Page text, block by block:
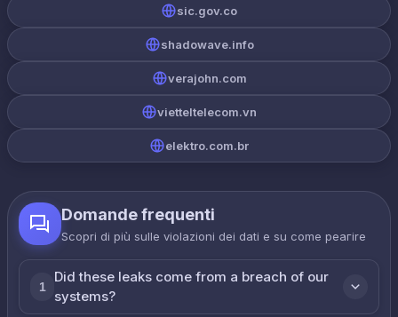
sic.gov.co
shadowave.info
verajohn.com
vietteltelecom.vn
elektro.com.br
Domande frequenti
Scopri di più sulle violazioni dei dati e su come реагire
1
Did these leaks come from a breach of our
systems?